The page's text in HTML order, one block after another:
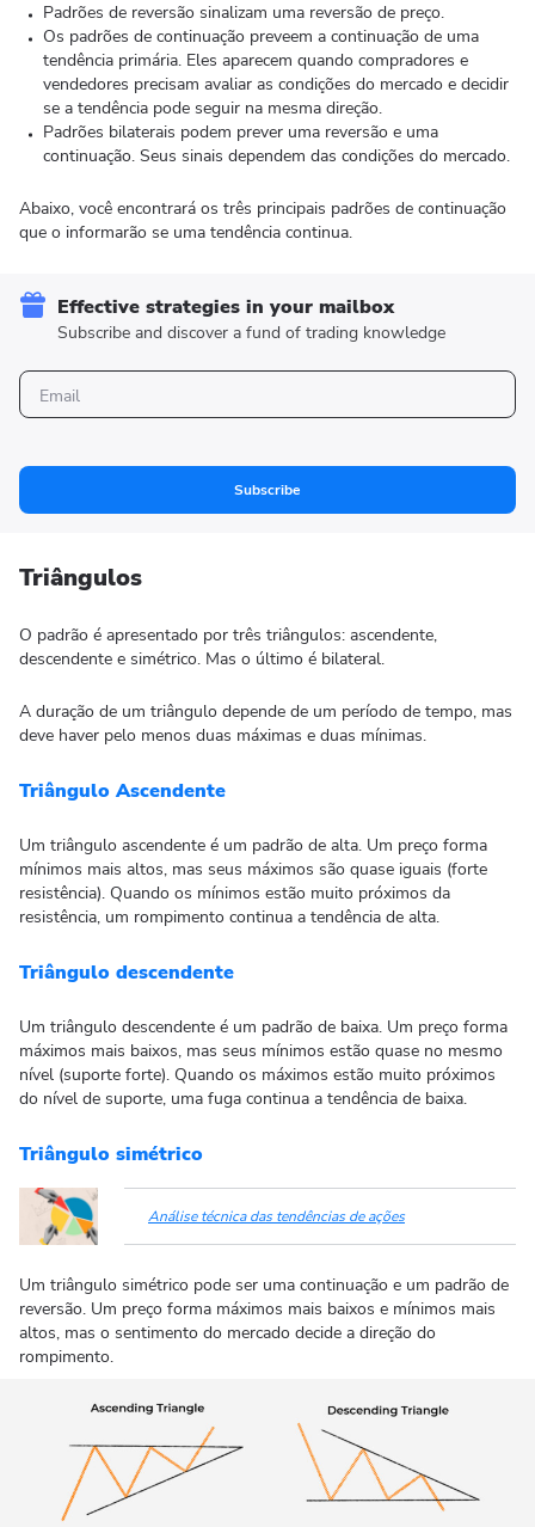
Padrões de reversão sinalizam uma reversão de preço.
Os padrões de continuação preveem a continuação de uma
tendência primária. Eles aparecem quando compradores e
vendedores precisam avaliar as condições do mercado e decidir
se a tendência pode seguir na mesma direção.
Padrões bilaterais podem prever uma reversão e uma
continuação. Seus sinais dependem das condições do mercado.
Abaixo, você encontrará os três principais padrões de continuação
que o informarão se uma tendência continua.
Effective strategies in your mailbox
Subscribe and discover a fund of trading knowledge
Subscribe
Triângulos
O padrão é apresentado por três triângulos: ascendente,
descendente e simétrico. Mas o último é bilateral.
A duração de um triângulo depende de um período de tempo, mas
deve haver pelo menos duas máximas e duas mínimas.
Triângulo Ascendente
Um triângulo ascendente é um padrão de alta. Um preço forma
mínimos mais altos, mas seus máximos são quase iguais (forte
resistência). Quando os mínimos estão muito próximos da
resistência, um rompimento continua a tendência de alta.
Triângulo descendente
Um triângulo descendente é um padrão de baixa. Um preço forma
máximos mais baixos, mas seus mínimos estão quase no mesmo
nível (suporte forte). Quando os máximos estão muito próximos
do nível de suporte, uma fuga continua a tendência de baixa.
Triângulo simétrico
Análise técnica das tendências de ações
Um triângulo simétrico pode ser uma continuação e um padrão de
reversão. Um preço forma máximos mais baixos e mínimos mais
altos, mas o sentimento do mercado decide a direção do
rompimento.